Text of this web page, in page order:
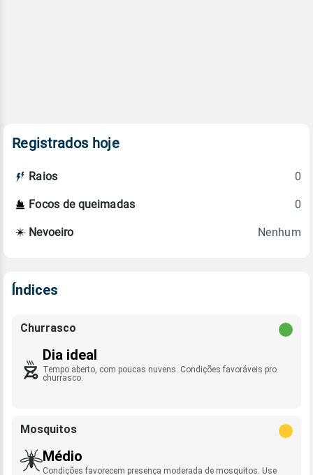
Registrados hoje
Raios 0
Focos de queimadas 0
Nevoeiro Nenhum
Índices
Churrasco
Dia ideal
Tempo aberto, com poucas nuvens. Condições favoráveis pro
churrasco.
Mosquitos
Médio
Condições favorecem presença moderada de mosquitos. Use